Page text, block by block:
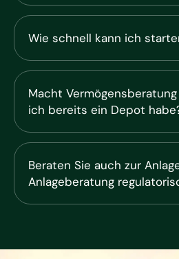
Wie schnell kann ich
Macht
ich bereits ein Depot
Beraten Sie auch zur
Anlageberatung